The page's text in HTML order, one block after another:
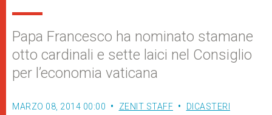
Papa Francesco ha nominato stamane
otto cardinali e sette laici nel Consiglio
per l’economia vaticana
MARZO 08, 2014 00:00 ZENIT STAFF DICASTERI